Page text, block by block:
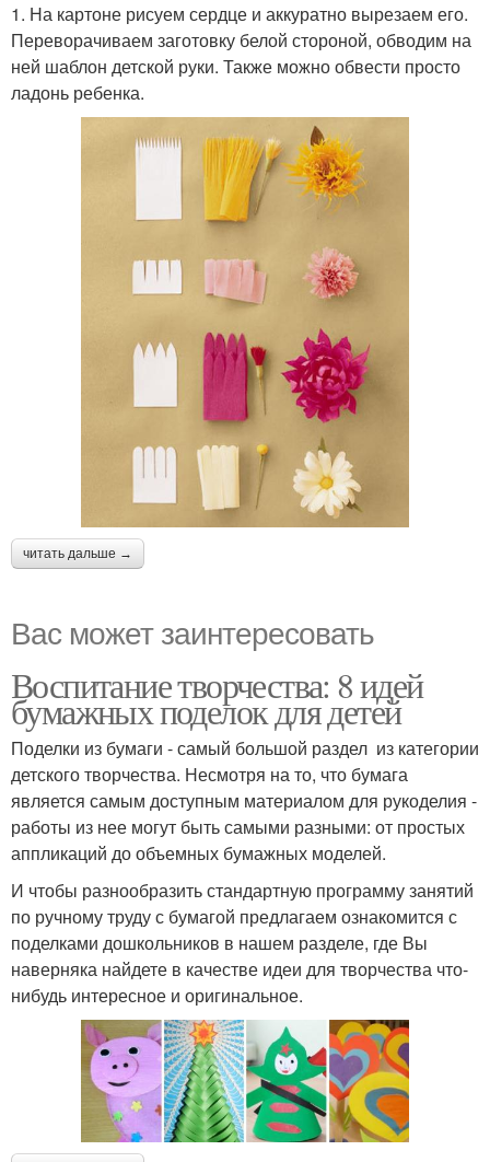
1. На картоне рисуем сердце и аккуратно вырезаем его.
Переворачиваем заготовку белой стороной, обводим на
ней шаблон детской руки. Также можно обвести просто
ладонь ребенка.
читать дальше →
Вас может заинтересовать
Воспитание творчества: 8 идей
бумажных поделок для детей
Поделки из бумаги - самый большой раздел из категории
детского творчества. Несмотря на то, что бумага
является самым доступным материалом для рукоделия -
работы из нее могут быть самыми разными: от простых
аппликаций до объемных бумажных моделей.
И чтобы разнообразить стандартную программу занятий
по ручному труду с бумагой предлагаем ознакомится с
поделками дошкольников в нашем разделе, где Вы
наверняка найдете в качестве идеи для творчества что-
нибудь интересное и оригинальное.